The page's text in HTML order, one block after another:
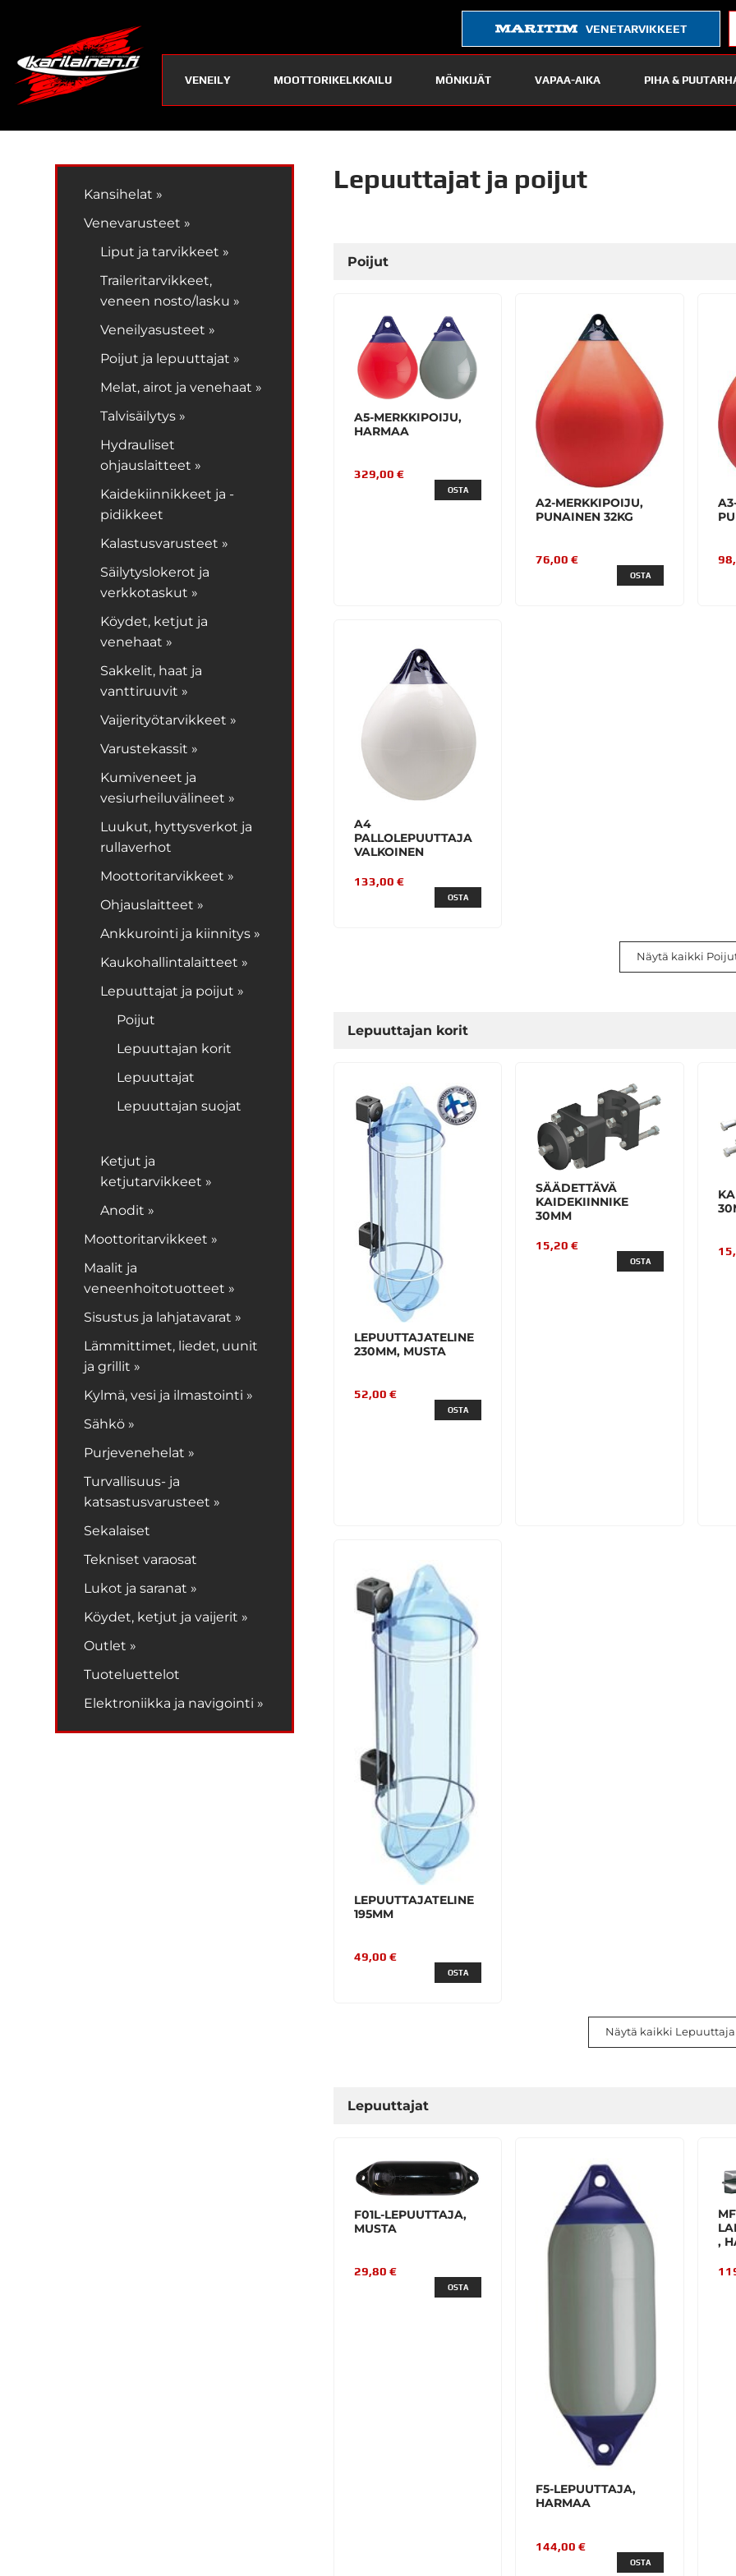
VENETARVIKKEET
VENEILY MOOTTORIKELKKAILU MÖNKIJÄT VAPAA-AIKA PIHA &
Kansihelat »
Venevarusteet »
Liput ja tarvikkeet »
Traileritarvikkeet,
veneen nosto/lasku »
Veneilyasusteet »
Poijut ja lepuuttajat »
Melat, airot ja venehaat »
Talvisäilytys »
Hydrauliset
ohjauslaitteet »
Kaidekiinnikkeet ja -
pidikkeet
Kalastusvarusteet »
Säilytyslokerot ja
verkkotaskut »
Köydet, ketjut ja
venehaat »
Sakkelit, haat ja
vanttiruuvit »
Vaijerityötarvikkeet »
Varustekassit »
Kumiveneet ja
vesiurheiluvälineet »
Luukut, hyttysverkot ja
rullaverhot
Moottoritarvikkeet »
Ohjauslaitteet »
Ankkurointi ja kiinnitys »
Kaukohallintalaitteet »
Lepuuttajat ja poijut »
Poijut
Lepuuttajan korit
Lepuuttajat
Lepuuttajan suojat
Ketjut ja
ketjutarvikkeet »
Anodit »
Moottoritarvikkeet »
Maalit ja
veneenhoitotuotteet »
Sisustus ja lahjatavarat »
Lämmittimet, liedet, uunit
ja grillit »
Kylmä, vesi ja ilmastointi »
Sähkö »
Purjevenehelat »
Turvallisuus- ja
katsastusvarusteet »
Sekalaiset
Tekniset varaosat
Lukot ja saranat »
Köydet, ketjut ja vaijerit »
Outlet »
Tuoteluettelot
Elektroniikka ja navigointi »
Lepuuttajat ja poijut
Poijut
A5-MERKKIPOIJU,
HARMAA
329,00 €
OSTA
A2-MERKKIPOIJU,
PUNAINEN 32KG
76,00 €
OSTA
A4
PALLOLEPUUTTAJA
VALKOINEN
133,00 €
OSTA
Näytä kaikki
Lepuuttajan korit
LEPUUTTAJATELINE
230MM, MUSTA
52,00 €
OSTA
SÄÄDETTÄVÄ
KAIDEKIINNIKE
30MM
15,20 €
OSTA
LEPUUTTAJATELINE
195MM
49,00 €
OSTA
Näytä kaikki
Lepuuttajat
F01L-LEPUUTTAJA,
MUSTA
29,80 €
OSTA
F5-LEPUUTTAJA,
HARMAA
144,00 €
OSTA
,